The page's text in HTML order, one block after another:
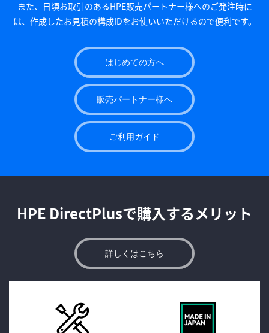
また、日頃お取引のあるHPE販売パートナー様へのご発注時に
は、作成したお見積の構成IDをお使いいただけるので便利です。
はじめての方へ
販売パートナー様へ
ご利用ガイド
HPE DirectPlusで購入するメリット
詳しくはこちら